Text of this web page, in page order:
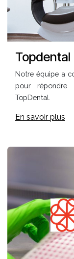
Topdental
Notre équipe a
pour répondre
TopDental.
En savoir plus